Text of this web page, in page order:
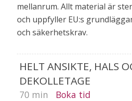
mellanrum. Allt material är
och uppfyller EU:s
och säkerhetskrav.
HELT ANSIKTE, HALS
DEKOLLETAGE
70 min Boka tid